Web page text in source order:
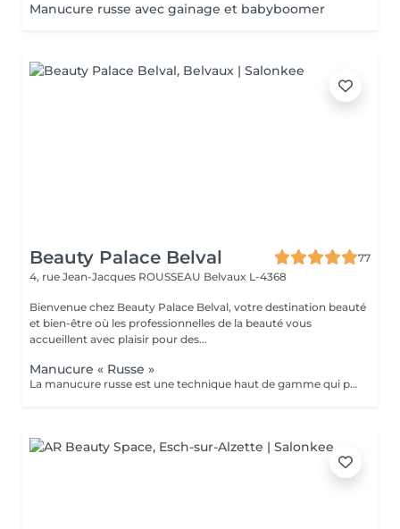
Manucure russe avec gainage et babyboomer
Beauty Palace Belval
77
4, rue Jean-Jacques ROUSSEAU Belvaux L-4368
Bienvenue chez Beauty Palace Belval, votre destination beauté
et bien-être où les professionnelles de la beauté vous
accueillent avec plaisir pour des...
Manucure « Russe »
La manucure russe est une technique haut de gamme qui permet d'obtenir des ongles impeccables et soignés dans les moindres détails. Contrairement à la manucure classique, elle consiste à travailler minutieusement le contour de l'ongle et les cuticules à l'aide de la ponceuse et d'embouts spécifiques, pour un résultat net, élégant et longue durée. résultats: *Ongles nets et élégants *Pose de vernis plus précises et durable *Résultat soigné et longue tenue